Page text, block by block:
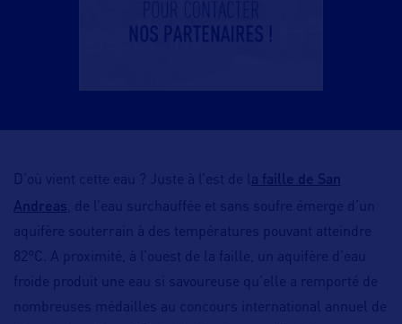
D’où vient cette eau ? Juste à l’est de la faille de San
Andreas , de l’eau surchauffée et sans soufre émerge d’un
aquifère souterrain à des températures pouvant atteindre
82°C. A proximité, à l’ouest de la faille, un aquifère d’eau
froide produit une eau si savoureuse qu’elle a remporté de
nombreuses médailles au concours international annuel de